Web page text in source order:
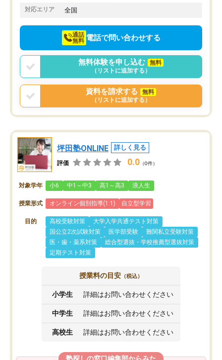
対応エリア 全国
通話
無料 電話で問い合わせする
無料体験を申し込む
無料
（リストに追加する）
資料を請求する
無料
（リストに追加する）
坪田塾ONLINE 詳しく見る
評価 0.0 （0件）
対象学年 小6 中1～中3 高1～高3 浪人生
授業形式 オンライン個別指導(1:1) 自立型学習
目的 高校受験対策
大学入学共通テスト対策
国公立2次試験対策
医学部受験
難関私立受験対策
医・歯・薬系対策
総合型選抜・学校推薦型選抜対策
定期テスト対策
授業料の目安 （税込）
小学生 詳細はお問い合わせください
中学生 詳細はお問い合わせください
高校生 詳細はお問い合わせください
塾探しの窓口編集部からみた